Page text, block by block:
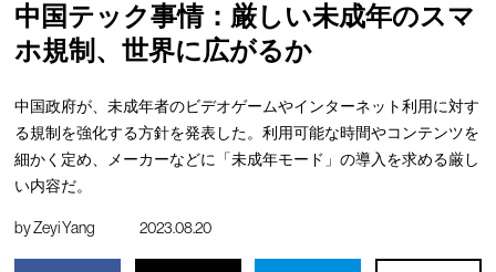
中国テック事情：厳しい未成年のスマ
ホ規制、世界に広がるか
中国政府が、未成年者のビデオゲームやインターネット利用に対す
る規制を強化する方針を発表した。利用可能な時間やコンテンツを
細かく定め、メーカーなどに「未成年モード」の導入を求める厳し
い内容だ。
byZeyi Yang 2023.08.20